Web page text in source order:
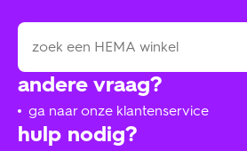
hulp nodig?
andere vraag?
ga naar onze klantenservice